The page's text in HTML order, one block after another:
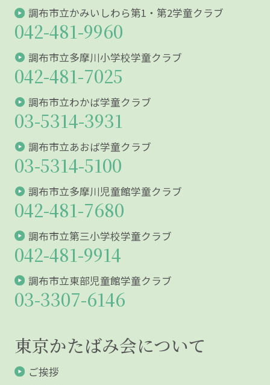
調布市立かみいしわら第1・第2学童クラブ
042-481-9960
調布市立多摩川小学校学童クラブ
042-481-7025
調布市立わかば学童クラブ
03-5314-3931
調布市立あおば学童クラブ
03-5314-5100
調布市立多摩川児童館学童クラブ
042-481-7680
調布市立第三小学校学童クラブ
042-481-9914
調布市立東部児童館学童クラブ
03-3307-6146
東京かたばみ会について
ご挨拶